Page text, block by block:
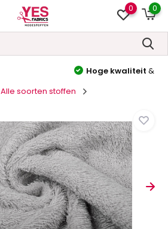
0 0
Lage prijzen
Alle soorten stoffen